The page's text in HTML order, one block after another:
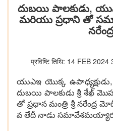
దుబయి పాలకుడు,
మరియు ప్రధాని తో
प्रविष्टि तिथि: 14 FEB
యుఎఇ యొక్క ఉపాధ్యక్షుడు,
దుబయి పాలకుడు శ్రీ శేఖ్
తో ప్రధాన మంత్రి శ్రీ నరేంద్ర
వ తేదీ నాడు